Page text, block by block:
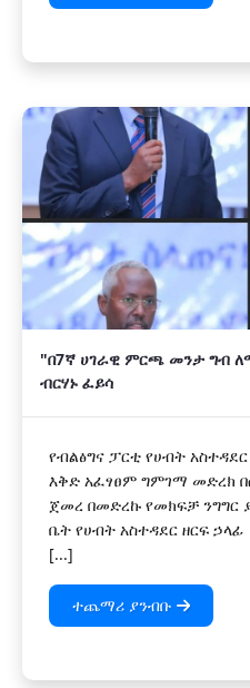
"በ7ኛ ሀገራዊ ምርጫ መንታ ግብ
ብርሃኑ ፈይሳ
የብልፅግና ፓርቲ የሀብት
እቅድ አፈፃፀም ግምገማ መድረክ
ጀመረ በመድረኩ የመክፍቻ ንግግር
ቤት የሀብት አስተዳደር ዘርፍ
[...]
ተጨማሪ ያንብቡ